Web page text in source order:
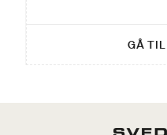
GÅ